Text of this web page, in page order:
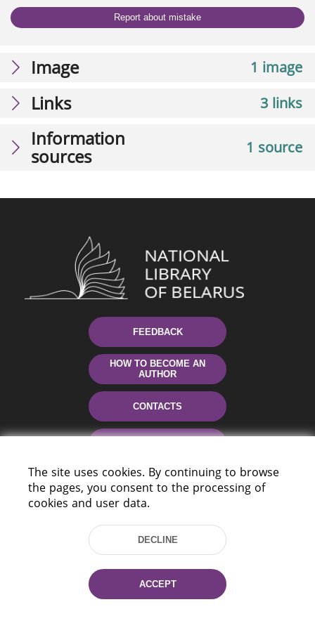
Report about mistake
1 image
Image
3 links
Links
1 source
Information
sources
FEEDBACK
HOW TO BECOME AN
AUTHOR
CONTACTS
220114, Niezaležnasci Ave. 116, Minsk,
The site uses cookies. By continuing to browse
the pages, you consent to the processing of
cookies and user data.
DECLINE
ACCEPT